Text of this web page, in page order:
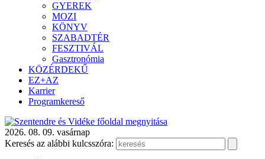
GYEREK
MOZI
KÖNYV
SZABADTÉR
FESZTIVÁL
Gasztronómia
KÖZÉRDEKŰ
EZ+AZ
Karrier
Programkereső
2026. 08. 09. vasárnap
Keresés az alábbi kulcsszóra: